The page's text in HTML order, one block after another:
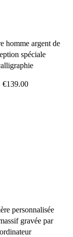
homme argent de
spéciale
€139.00
personnalisée
gravée par
ordinateur